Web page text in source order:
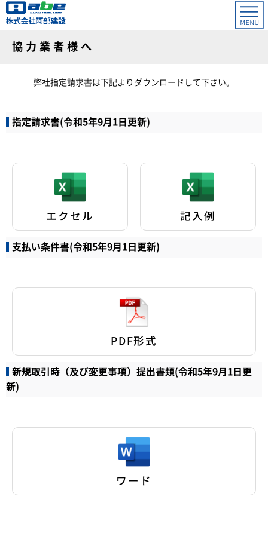
協力業者様へ
弊社指定請求書は下記よりダウンロードして下さい。
指定請求書(令和5年9月1日更新)
エクセル 記入例
支払い条件書(令和5年9月1日更新)
PDF形式
新規取引時（及び変更事項）提出書類(令和5年9月1日更
新)
ワード
柏崎 0257-23-4173